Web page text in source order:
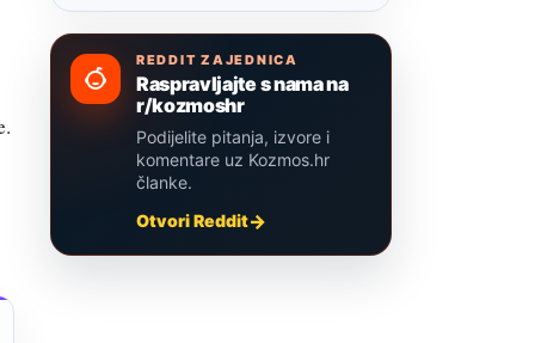
REDDIT ZAJEDNICA
Raspravljajte s nama na
r/kozmoshr
Podijelite pitanja, izvore i
komentare uz Kozmos.hr
članke.
Otvori Reddit